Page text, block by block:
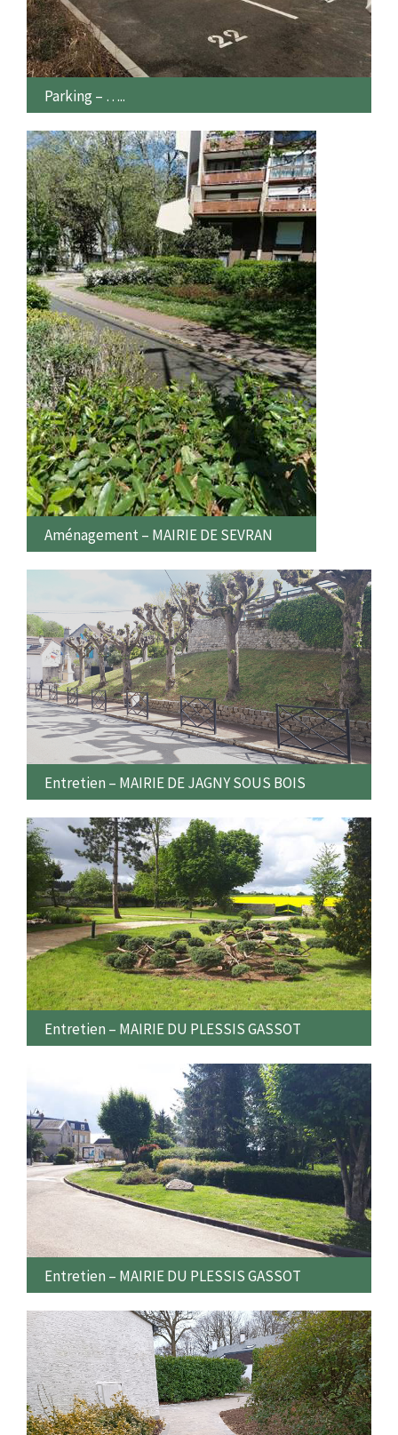
Parking – …..
Aménagement – MAIRIE DE SEVRAN
Entretien – MAIRIE DE JAGNY SOUS BOIS
Entretien – MAIRIE DU PLESSIS GASSOT
Entretien – MAIRIE DU PLESSIS GASSOT
Lorem ipsum dolor sit amet, consectetur adipiscing elit.
Vivamus semper sapien nunc, non scelerisque enim ornare
mattis. Nullam vel ornare est, sed convallis risus. Aliquam erat
volutpat. Fusce molestie […]